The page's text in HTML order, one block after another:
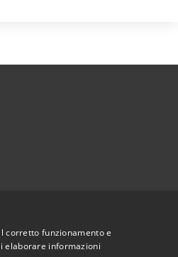
0185 2051
corretto funzionamento e
elaborare informazioni